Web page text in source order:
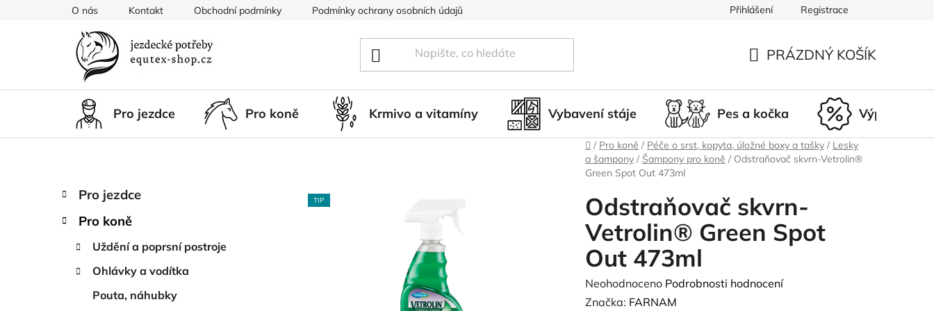
O nás Kontakt Obchodní podmínky Podmínky ochrany osobních údajů Doprava a platba Nepřevzetí zásilky
Přihlášení Registrace
KOŠÍK
PRÁZDNÝ KOŠÍK
Pro jezdce Pro koně Krmivo a vitamíny Vybavení stáje Pes a kočka Výprodej
Domů
/ Pro koně / Péče o srst, kopyta, úložné boxy a tašky / Lesky
a šampony / Šampony pro koně / Odstraňovač skvrn-Vetrolin®
Green Spot Out 473ml
P
s
Přeskočit
kategorie
K
a
Pro jezdce
Pro koně
Uždění a poprsní postroje
Ohlávky a vodítka
Pouta, náhubky
Odstraňovač skvrn-
Vetrolin® Green Spot
Out 473ml
Průměrné
hodnocení
Neohodnoceno Podrobnosti hodnocení
Značka: FARNAM
TIP